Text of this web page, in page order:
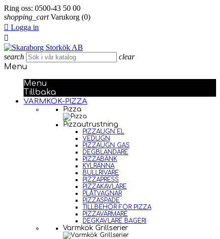
Ring oss: 0500-43 50 00
shopping_cart Varukorg (0)
 Logga in

search clear
Menu
Menu
Tillbaka
VARMKÖK-PIZZA
Pizza
Pizzautrustning
PIZZAUGN EL
VEDUGN
PIZZAUGN GAS
DEGBLANDARE
PIZZABÄNK
KYLRÄNNA
BULLRIVARE
PIZZAPRESS
PIZZAKAVLARE
PLÅTVAGNAR
PIZZASPADE
TILLBEHÖR FÖR PIZZA
PIZZAVÄRMARE
DEGKAVLARE BAGERI
Varmkök Grillserier